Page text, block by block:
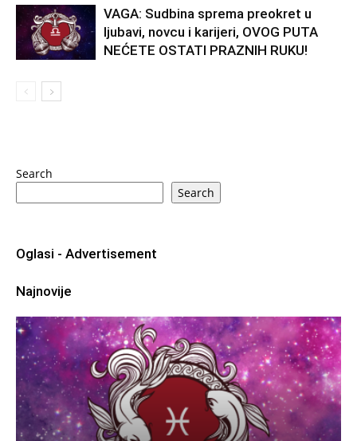
VAGA: Sudbina sprema preokret u
ljubavi, novcu i karijeri, OVOG PUTA
NEĆETE OSTATI PRAZNIH RUKU!
Search
Search
Oglasi - Advertisement
Najnovije